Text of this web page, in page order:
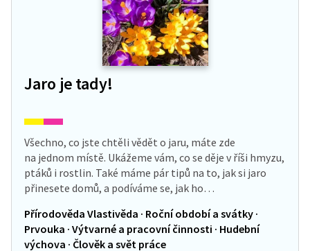
Jaro je tady!
Všechno, co jste chtěli vědět o jaru, máte zde
na jednom místě. Ukážeme vám, co se děje v říši hmyzu,
ptáků i rostlin. Také máme pár tipů na to, jak si jaro
přinesete domů, a podíváme se, jak ho…
Přírodověda Vlastivěda · Roční období a svátky ·
Prvouka · Výtvarné a pracovní činnosti · Hudební
výchova · Člověk a svět práce